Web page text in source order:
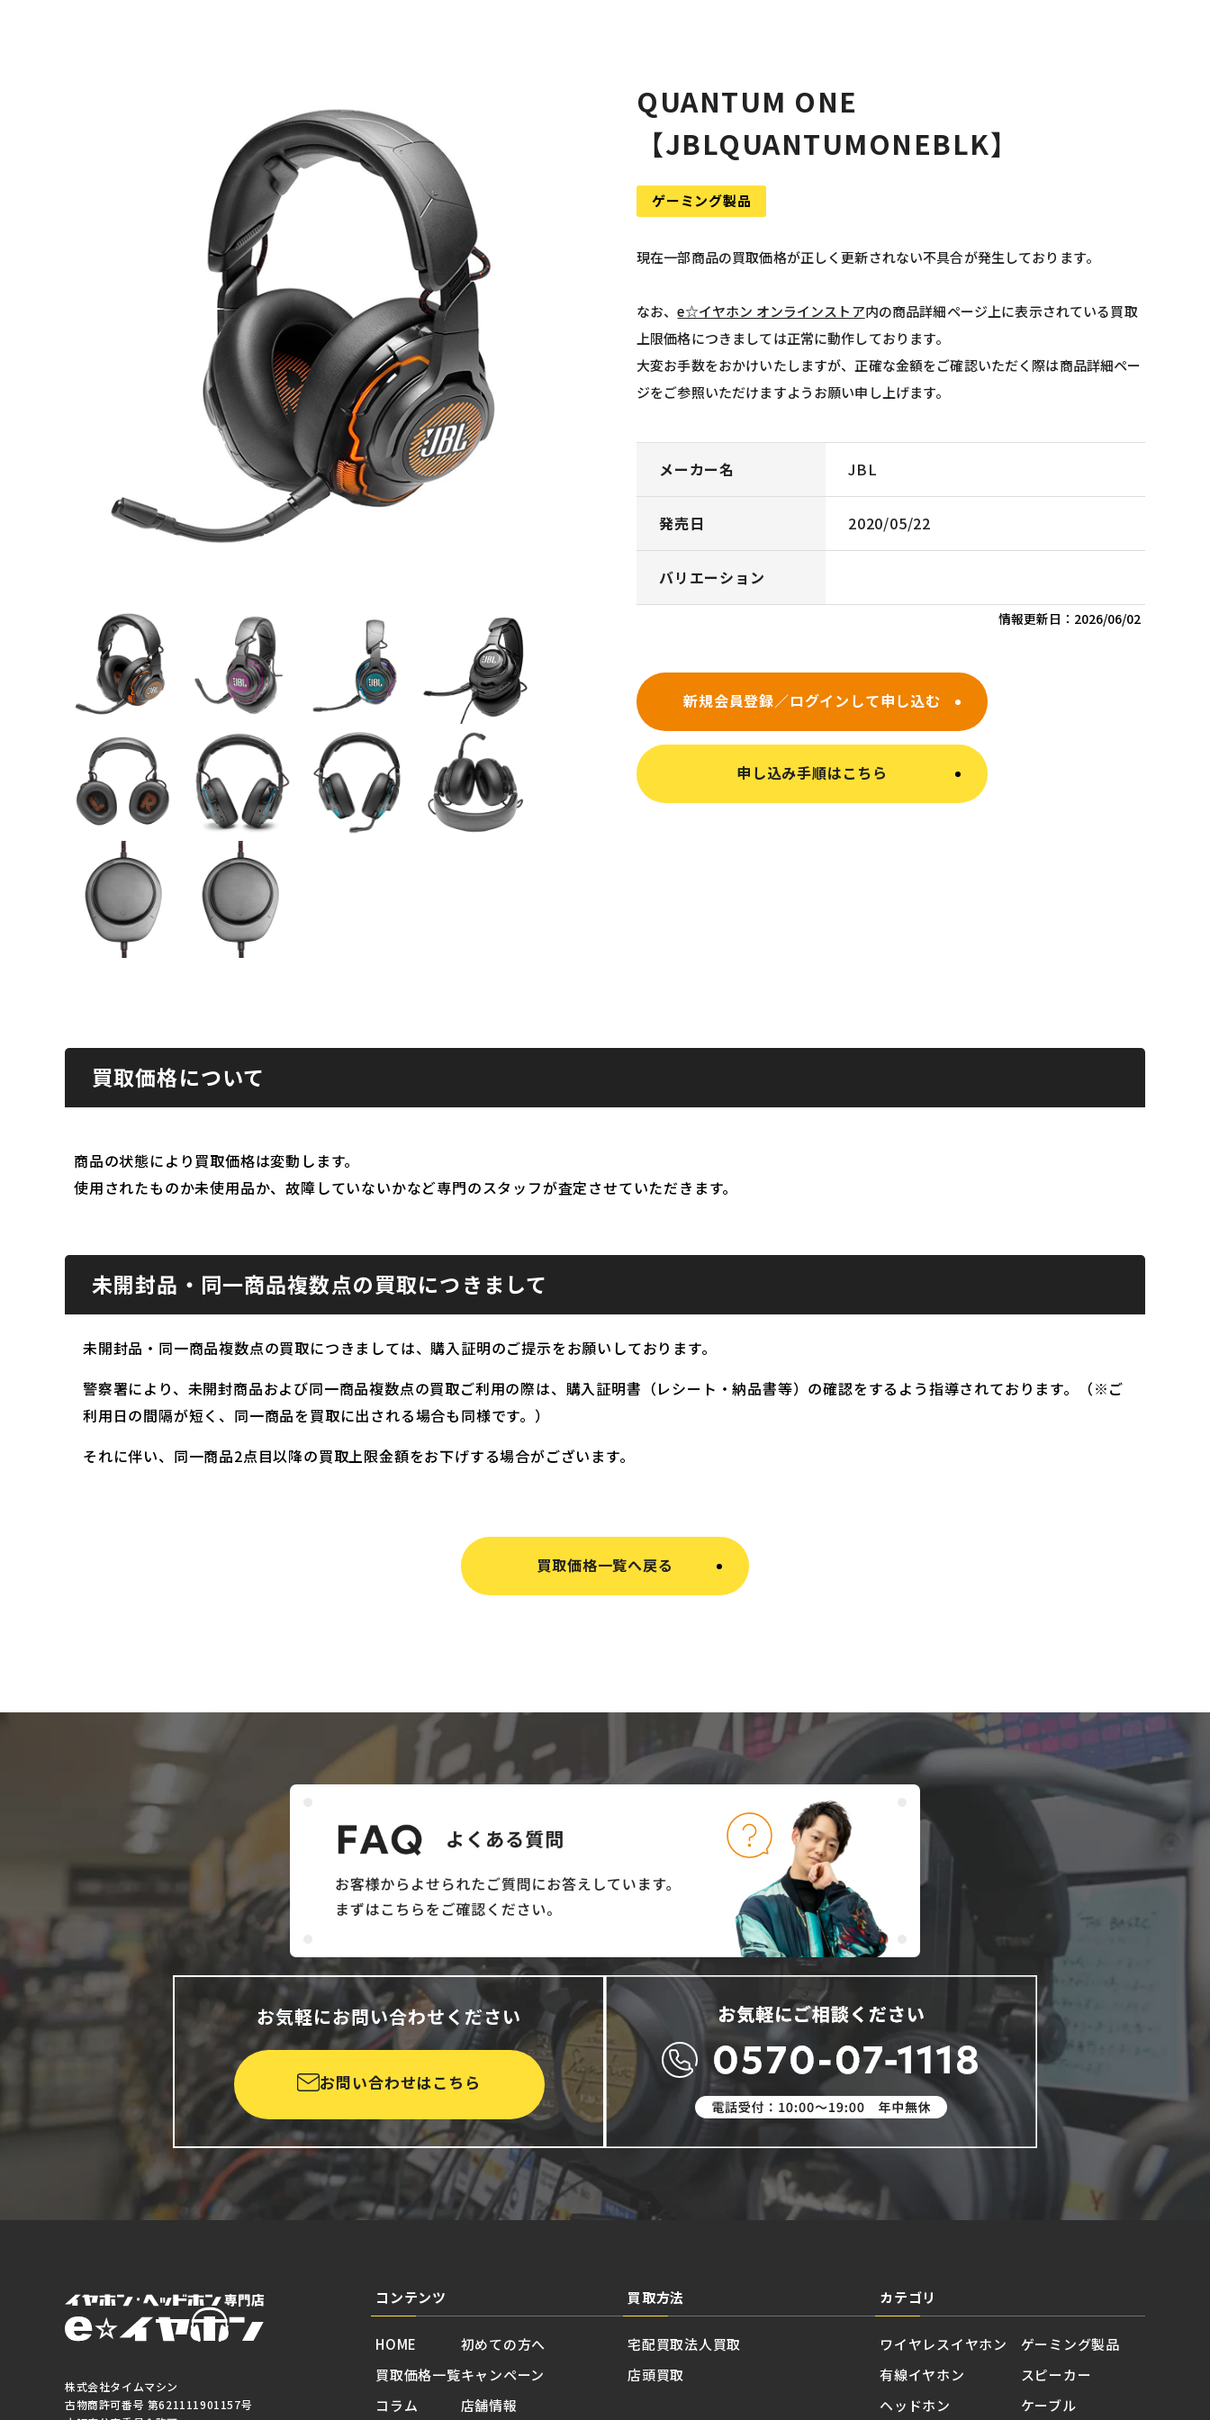
QUANTUM ONE
【JBLQUANTUMONEBLK】
ゲーミング製品
現在一部商品の買取価格が正しく更新されない不具合が発生しております。
なお、e☆イヤホン オンラインストア内の商品詳細ページ上に表示されている買取
上限価格につきましては正常に動作しております。
大変お手数をおかけいたしますが、正確な金額をご確認いただく際は商品詳細ペー
ジをご参照いただけますようお願い申し上げます。
メーカー名 JBL
発売日 2020/05/22
バリエーション
情報更新日： 2026/06/02
新規会員登録／ログインして申し込む
申し込み手順はこちら
買取価格について
商品の状態により買取価格は変動します。
使用されたものか未使用品か、故障していないかなど専門のスタッフが査定させていただきます。
未開封品・同一商品複数点の買取につきまして
未開封品・同一商品複数点の買取につきましては、購入証明のご提示をお願いしております。
警察署により、未開封商品および同一商品複数点の買取ご利用の際は、購入証明書（レシート・納品書等）の確認をするよう指導されております。（※ご
利用日の間隔が短く、同一商品を買取に出される場合も同様です。）
それに伴い、同一商品2点目以降の買取上限金額をお下げする場合がございます。
買取価格一覧へ戻る
お気軽にお問い合わせください
お問い合わせはこちら
株式会社タイムマシン
古物商許可番号 第621111901157号
コンテンツ
HOME
買取価格一覧
コラム
初めての方へ
キャンペーン
店舗情報
買取方法
宅配買取
店頭買取
法人買取
カテゴリ
ワイヤレスイヤホン
有線イヤホン
ヘッドホン
ゲーミング製品
スピーカー
ケーブル